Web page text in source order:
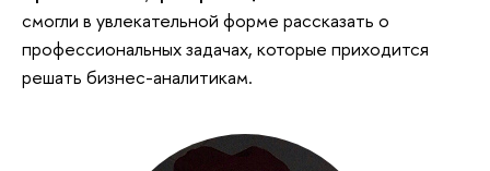
смогли в увлекательной форме рассказать о
профессиональных задачах, которые приходится
решать бизнес-аналитикам.